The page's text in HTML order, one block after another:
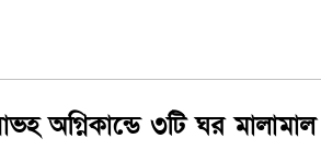
অগ্নিকান্ডে ৩টি ঘর